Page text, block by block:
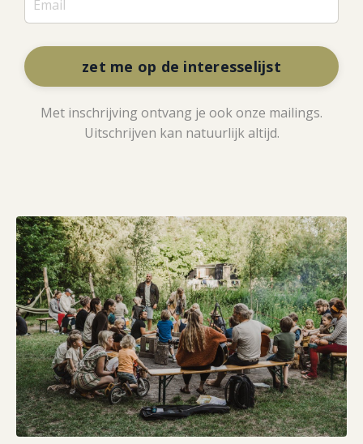
zet me op de interesselijst
Met inschrijving ontvang je ook onze mailings.
Uitschrijven kan natuurlijk altijd.